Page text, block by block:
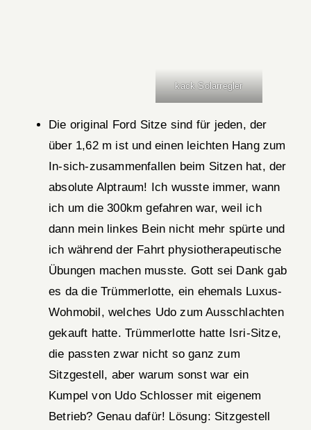
kack Solarregler
Die original Ford Sitze sind für jeden, der
über 1,62 m ist und einen leichten Hang zum
In-sich-zusammenfallen beim Sitzen hat, der
absolute Alptraum! Ich wusste immer, wann
ich um die 300km gefahren war, weil ich
dann mein linkes Bein nicht mehr spürte und
ich während der Fahrt physiotherapeutische
Übungen machen musste. Gott sei Dank gab
es da die Trümmerlotte, ein ehemals Luxus-
Wohmobil, welches Udo zum Ausschlachten
gekauft hatte. Trümmerlotte hatte Isri-Sitze,
die passten zwar nicht so ganz zum
Sitzgestell, aber warum sonst war ein
Kumpel von Udo Schlosser mit eigenem
Betrieb? Genau dafür! Lösung: Sitzgestell